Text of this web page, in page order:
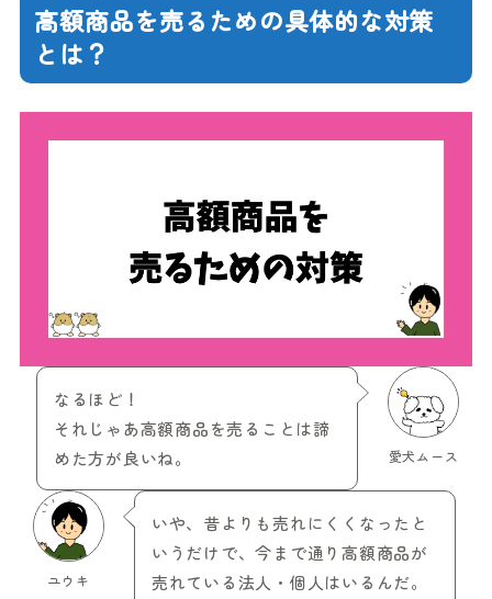
高額商品を売るための具体的な対策
とは？
愛犬ムース
なるほど！
それじゃあ高額商品を売ることは諦
めた方が良いね。
ユウキ
いや、昔よりも売れにくくなったと
いうだけで、今まで通り高額商品が
売れている法人・個人はいるんだ。